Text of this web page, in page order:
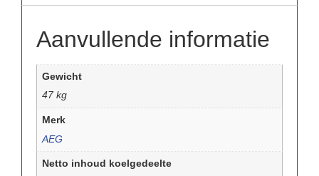
Aanvullende informatie
Gewicht
47 kg
Merk
AEG
Netto inhoud koelgedeelte